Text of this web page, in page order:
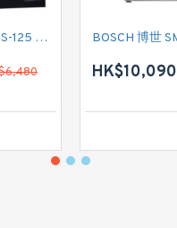
ATHENS 金雅典 DS-125 嵌入式消毒櫃
HK$10,090